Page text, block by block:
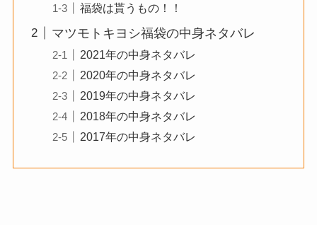
福袋は貰うもの！！
マツモトキヨシ福袋の中身ネタバレ
2021年の中身ネタバレ
2020年の中身ネタバレ
2019年の中身ネタバレ
2018年の中身ネタバレ
2017年の中身ネタバレ